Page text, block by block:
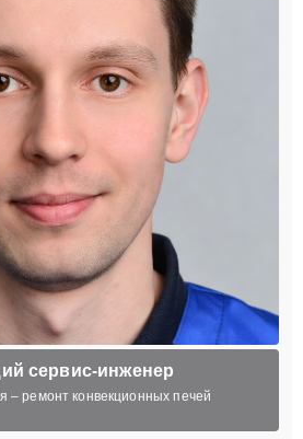
сервис-инженер
– ремонт конвекционных печей